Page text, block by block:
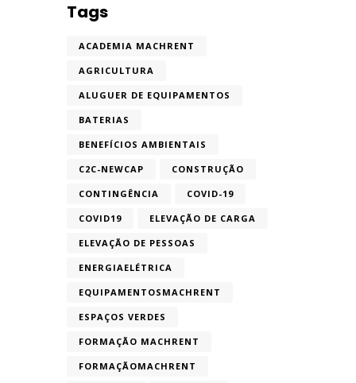
Tags
ACADEMIA MACHRENT
AGRICULTURA
ALUGUER DE EQUIPAMENTOS
BATERIAS
BENEFÍCIOS AMBIENTAIS
C2C-NEWCAP CONSTRUÇÃO
CONTINGÊNCIA COVID-19
COVID19 ELEVAÇÃO DE CARGA
ELEVAÇÃO DE PESSOAS
ENERGIAELÉTRICA
EQUIPAMENTOSMACHRENT
ESPAÇOS VERDES
FORMAÇÃO MACHRENT
FORMAÇÃOMACHRENT